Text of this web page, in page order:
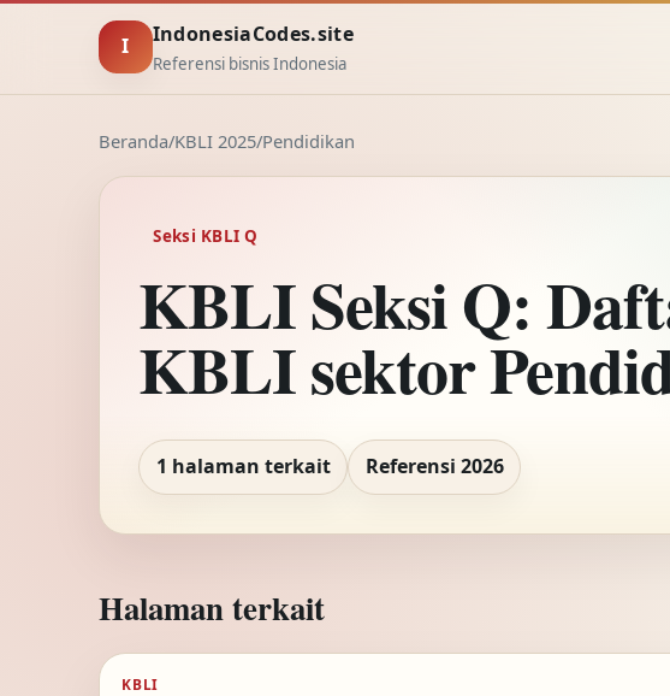
I IndonesiaCodes.site
Referensi bisnis Indonesia
Beranda/KBLI 2025/Pendidikan
Seksi KBLI Q
KBLI Seksi Q:
KBLI sektor
1 halaman terkait Referensi 2026
Halaman terkait
KBLI